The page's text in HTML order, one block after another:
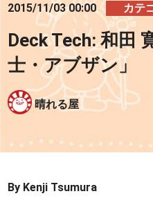
2015/11/03 00:00
カテ
Deck Tech: 和田
士・アブザン」
晴れる屋
By Kenji Tsumura